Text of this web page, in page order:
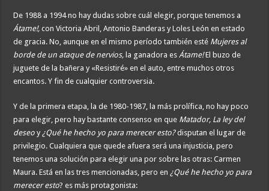
De 1988 a 1994 no hay dudas sobre cuál elegir, porque tenemos a
Átame!, con Victoria Abril, Antonio Banderas y Loles León en estado
de gracia. No, aunque en el mismo período también esté Mujeres al
borde de un ataque de nervios, la ganadora esÁtame!El buzo de
juguete de la bañera y «Resistiré» en el auto, entre muchos otros
encantos. Y fin de cualquier controversia.
Y de la primera etapa, la de 1980-1987, la más prolífica, no hay poco
para elegir, pero hay bastante consenso en que Matador, La ley del
deseo y¿Qué he hecho yo para merecer esto?disputan el lugar de
privilegio. Cualquiera que quede afuera será una injusticia, pero
tenemos una solución para elegir una por sobre las otras: Carmen
Maura. Está en las tres mencionadas, pero en¿Qué he hecho yo para
merecer esto? es más protagonista: